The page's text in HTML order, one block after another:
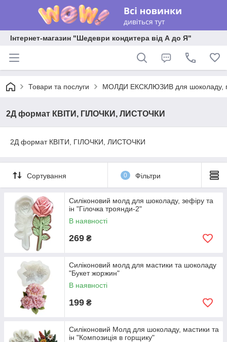
Інтернет-магазин "Шедеври кондитера від А до Я"
Товари та послуги МОЛДИ ЕКСКЛЮЗИВ для шоколаду,
2Д формат КВІТИ, ГІЛОЧКИ, ЛИСТОЧКИ
2Д формат КВІТИ, ГІЛОЧКИ, ЛИСТОЧКИ
Сортування 0 Фільтри
Силіконовий молд для шоколаду, зефіру та
ін "Гілочка троянди-2"
В наявності
269 ₴
Силіконовий молд для мастики та шоколаду
"Букет жоржин"
В наявності
199 ₴
Силіконовий Молд для шоколаду, мастики та
ін "Композиція в горщику"